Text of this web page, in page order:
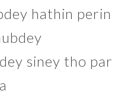
hathin perin
siney tho par